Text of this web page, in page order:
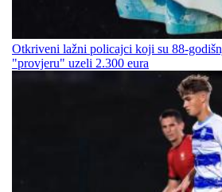
Otkriveni lažni policajci koji su 88-
"provjeru" uzeli 2.300 eura